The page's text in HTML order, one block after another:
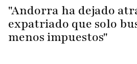
"Andorra ha dejado
expatriado que solo
menos impuestos"